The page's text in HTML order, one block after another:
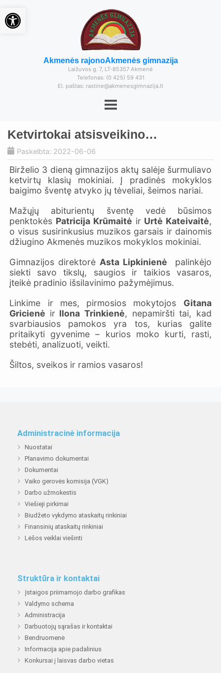
Akmenės rajonoAkmenės gimnazija
Laižuvos g. 7, LT-85357 Akmenė
Telefonas: (0 425) 59 431
El. paštas: rastine@akmenesgimnazija.lt
Ketvirtokai atsisveikino…
Paskelbta: 2022-06-06
Birželio 3 dieną gimnazijos aktų salėje šurmuliavo
ketvirtų klasių mokiniai. Į pradinės mokyklos
baigimo šventę atvyko jų tėveliai, šeimos nariai.
Mažųjų abiturientų šventę vedė būsimos
penktokės Patricija Krūmaitė ir Urtė Kateivaitė,
o visus susirinkusius muzikos garsais ir dainomis
džiugino Akmenės muzikos mokyklos mokiniai.
Gimnazijos direktorė Asta Lipkinienė palinkėjo
siekti savo tikslų, saugios ir taikios vasaros,
įteikė pradinio išsilavinimo pažymėjimus.
Linkime ir mes, pirmosios mokytojos Gitana
Gricienė ir Ilona Trinkienė, nepamiršti tai, kad
svarbiausios pamokos yra tos, kurias galite
pritaikyti gyvenime – kurios moko kurti, rasti,
stebėti, analizuoti, veikti.
Šiltos, sveikos ir ramios vasaros!
Administracinė informacija
Nuostatai
Planavimo dokumentai
Dokumentai
Vaiko gerovės komisija (VGK)
Darbo užmokestis
Viešieji pirkimai
Biudžeto vykdymo ataskaitų rinkiniai
Finansinių ataskaitų rinkiniai
Lėšos veiklai viešinti
Struktūra ir kontaktai
Įstaigos priimamojo darbo grafikas
Valdymo schema
Administracija
Darbuotojų sąrašas ir kontaktai
Bendruomenė
Informacija apie padalinius
Konkursai į laisvas darbo vietas
Open toolbar